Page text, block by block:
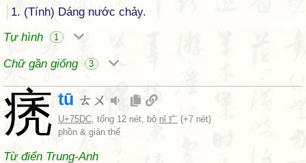
1. (Tính) Dáng nước chảy.
Tự hình
1
Chữ gần giống 3
痜 tū ㄊㄨ
U+75DC, tổng 12 nét, bộ nǐ 疒 (+7 nét)
phồn & giản thể
Từ điển Trung-Anh